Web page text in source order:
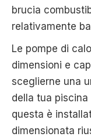
brucia
relativamente
Le pompe di
dimensioni e
sceglierne una
della tua
questa è
dimensionata